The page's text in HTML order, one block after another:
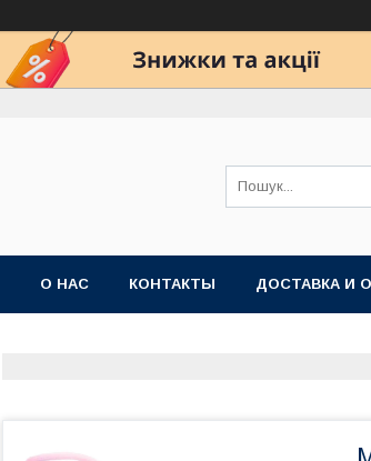
О НАС КОНТАКТЫ ДОСТАВКА И